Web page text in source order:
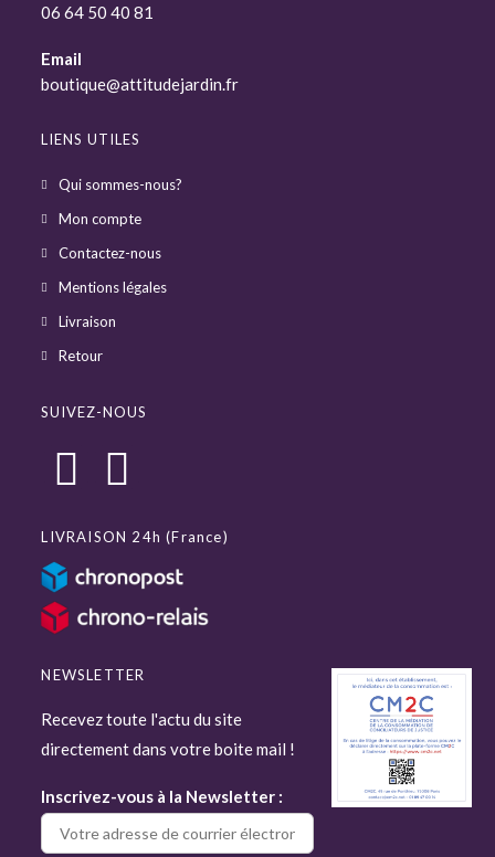
06 64 50 40 81
Email
boutique@attitudejardin.fr
LIENS UTILES
Qui sommes-nous?
Mon compte
Contactez-nous
Mentions légales
Livraison
Retour
SUIVEZ-NOUS
LIVRAISON 24h (France)
NEWSLETTER
Recevez toute l'actu du site
directement dans votre boite mail !
Inscrivez-vous à la Newsletter :